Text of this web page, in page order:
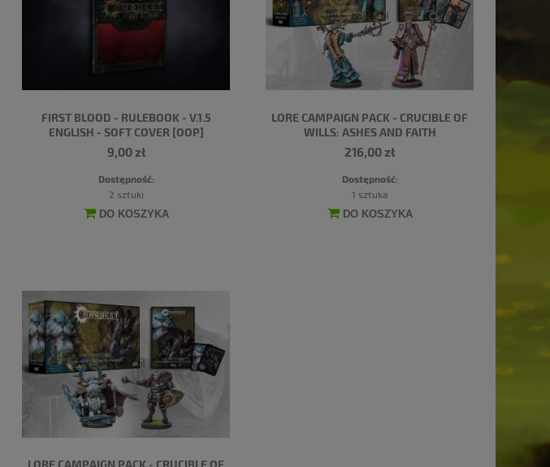
FIRST BLOOD - RULEBOOK - V.1.5
ENGLISH - SOFT COVER [OOP]
9,00 zł
Dostępność:
2 sztuki
DO KOSZYKA
LORE CAMPAIGN PACK - CRUCIBLE OF
WILLS: ASHES AND FAITH
216,00 zł
Dostępność:
1 sztuka
DO KOSZYKA
LORE CAMPAIGN PACK - CRUCIBLE OF